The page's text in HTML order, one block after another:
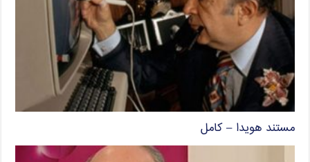
مستند هویدا – کامل